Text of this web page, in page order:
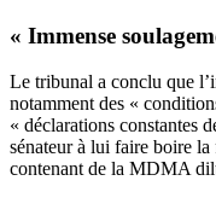
« Immense
Le tribunal a conclu que
notamment des «
« déclarations constantes
sénateur à lui faire boire
contenant de la MDMA